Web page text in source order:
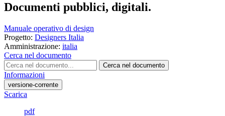
Documenti pubblici, digitali.
Manuale operativo di design
Progetto: Designers Italia
Amministrazione: italia
Cerca nel documento
Cerca nel documento
Informazioni
versione-corrente
Scarica
pdf